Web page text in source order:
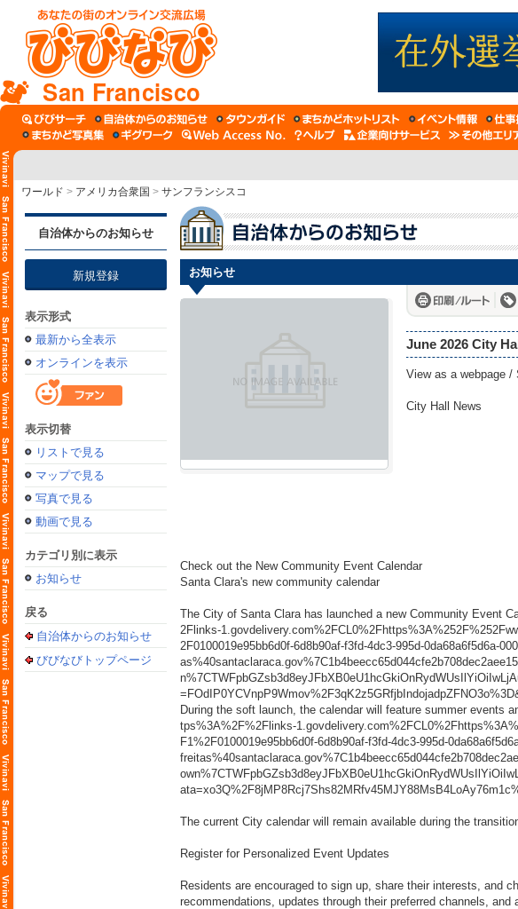
San Francisco
ワールド > アメリカ合衆国 > サンフランシスコ
自治体からのお知らせ
新規登録
表示形式
最新から全表示
オンラインを表示
表示切替
リストで見る
マップで見る
写真で見る
動画で見る
カテゴリ別に表示
お知らせ
戻る
自治体からのお知らせ
びびなびトップページ
お知らせ
June 2026 City
View as a webpage /
City Hall News
Check out the New Community Event Calendar
Santa Clara's new community calendar
The City of Santa Clara has launched a new Community Event
2Flinks-
2F0100019e95bb6d0f-6d8b90af-f3fd-4dc3-995d-0da68a6f5d6a-
During the soft launch, the calendar will feature summer events
tps%3A%2F%2Flinks-
F1%2F0100019e95bb6d0f-6d8b90af-f3fd-4dc3-995d-
The current City calendar will remain available during the
Register for Personalized Event Updates
Residents are encouraged to sign up, share their interests, and
recommendations, updates through their preferred channels,